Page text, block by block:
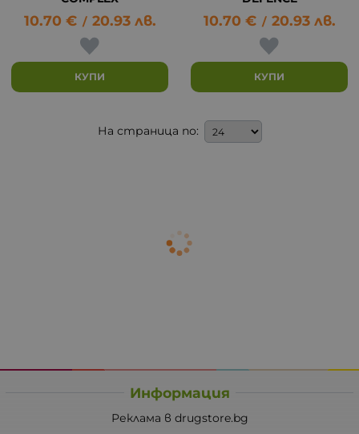
10.70 € / 20.93 лв.
КУПИ
10.70 € / 20.93 лв.
КУПИ
На страница по:
Информация
Реклама в drugstore.bg